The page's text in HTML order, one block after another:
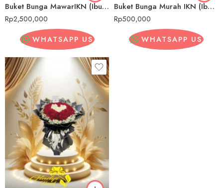
Buket Bunga MawarIKN (Ibu Kota Nusantara)
Rp2,500,000
WHATSAPP US
Buket Bunga Murah IKN (Ibu Kota Nusantara)
Rp500,000
WHATSAPP US